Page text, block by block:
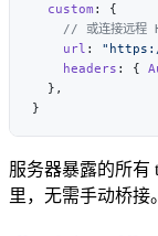
  custom
    url
:
    headers
: {
服务器暴露的所有
里，无需手动桥接。